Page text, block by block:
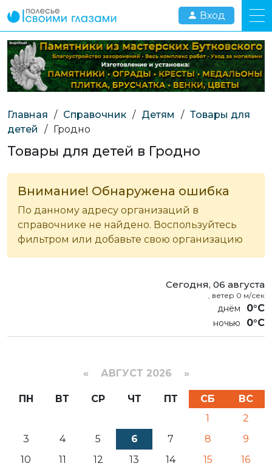
Вход
Главная / Справочник / Детям / Товары для
детей
/ Гродно
Товары для детей в Гродно
Внимание! Обнаружена ошибка
По данному адресу организаций в
справочнике не найдено. Воспользуйтесь
фильтром или добавьте свою организацию
Сегодня, 06 августа
, ветер 0 м/сек
0°C
0°C
« АВГУСТ 2026 »
ПН ВТ СР ЧТ ПТ СБ
ВС
1
2
3
4 5 6 7 8
9
10
11 12 13 14 15
16